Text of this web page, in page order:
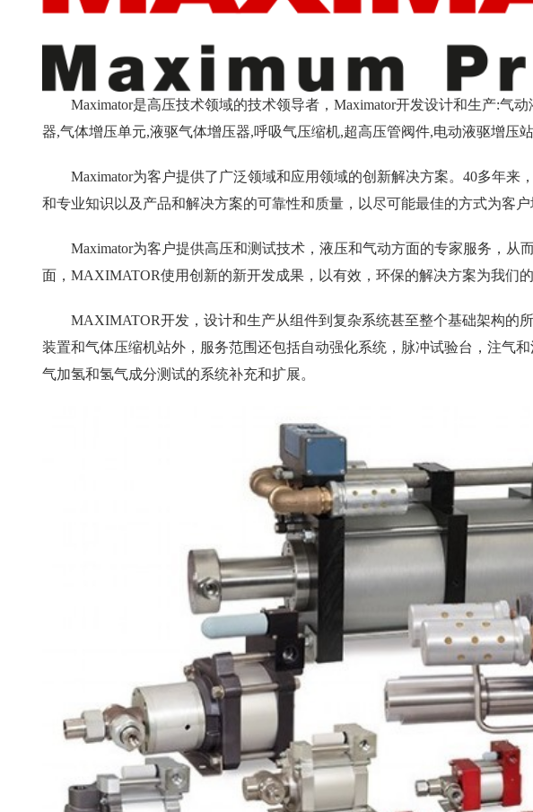
Maximator是高压技术领域的技术领导者，Maximator开发设计和生产:气
器,气体增压单元,液驱气体增压器,呼吸气压缩机,超高压管阀件,电动液驱增压
Maximator为客户提供了广泛领域和应用领域的创新解决方案。40多年来
和专业知识以及产品和解决方案的可靠性和质量，以尽可能最佳的方式为客户
Maximator为客户提供高压和测试技术，液压和气动方面的专家服务，从
面，MAXIMATOR使用创新的新开发成果，以有效，环保的解决方案为我们的
MAXIMATOR开发，设计和生产从组件到复杂系统甚至整个基础架构的
装置和气体压缩机站外，服务范围还包括自动强化系统，脉冲试验台，注气
气加氢和氢气成分测试的系统补充和扩展。